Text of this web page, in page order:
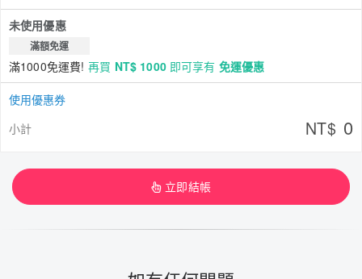
未使用優惠
滿額免運
滿1000免運費! 再買 NT$ 1000即可享有 免運優惠
使用優惠券
小計
NT$ 0
立即結帳